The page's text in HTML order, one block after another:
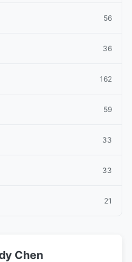
56
36
162
59
33
33
21
Chen